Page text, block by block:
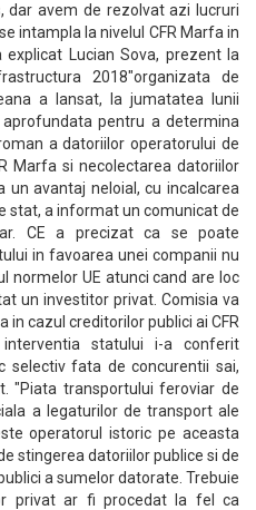
dar avem de rezolvat azi lucruri
intampla la nivelul CFR Marfa in
Lucian Sova, prezent la
2018"organizata de
a lansat, la jumatatea lunii
pentru a determina
a datoriilor operatorului de
Marfa si necolectarea datoriilor
avantaj neloial, cu incalcarea
stat, a informat un comunicat de
CE a precizat ca se poate
in favoarea unei companii nu
normelor UE atunci cand are loc
un investitor privat. Comisia va
cazul creditorilor publici ai CFR
statului i-a conferit
selectiv fata de concurentii sai,
"Piata transportului feroviar de
a legaturilor de transport ale
operatorul istoric pe aceasta
stingerea datoriilor publice si de
a sumelor datorate. Trebuie
privat ar fi procedat la fel ca